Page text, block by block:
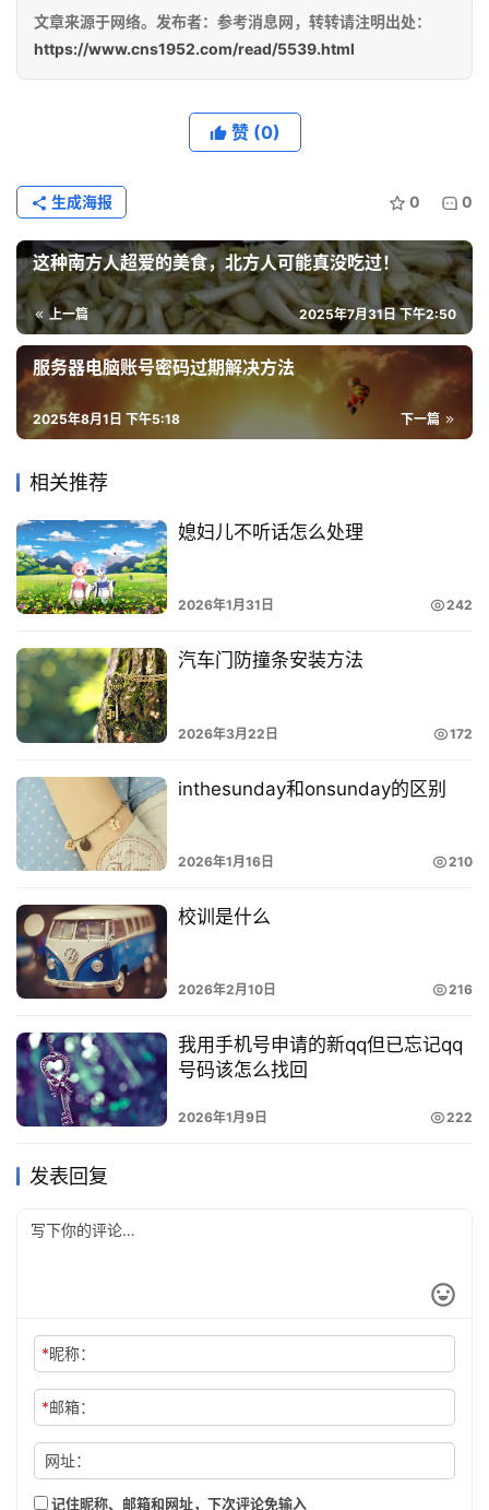
文章来源于网络。发布者：参考消息网，转转请注明出处：
https://www.cns1952.com/read/5539.html
赞 (0)
0 0
生成海报
这种南方人超爱的美食，北方人可能真没吃过！
上一篇 2025年7月31日 下午2:50
服务器电脑账号密码过期解决方法
下一篇
2025年8月1日 下午5:18
相关推荐
媳妇儿不听话怎么处理
2026年1月31日 242
汽车门防撞条安装方法
2026年3月22日 172
inthesunday和onsunday的区别
2026年1月16日 210
校训是什么
2026年2月10日 216
我用手机号申请的新qq但已忘记qq
号码该怎么找回
2026年1月9日 222
发表回复
*昵称：
*邮箱：
网址：
记住昵称、邮箱和网址，下次评论免输入